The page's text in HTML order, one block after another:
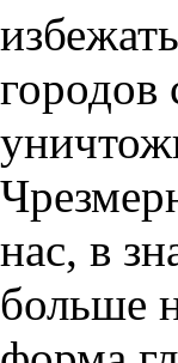
городов
нас, в
больше